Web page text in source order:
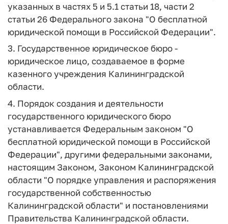
указанных в частях 5 и 5.1 статьи 18, части 2
статьи 26 Федерального закона "О бесплатной
юридической помощи в Российской Федерации".
3. Государственное юридическое бюро -
юридическое лицо, создаваемое в форме
казенного учреждения Калининградской
области.
4. Порядок создания и деятельности
государственного юридического бюро
устанавливается Федеральным законом "О
бесплатной юридической помощи в Российской
Федерации", другими федеральными законами,
настоящим Законом, Законом Калининградской
области "О порядке управления и распоряжения
государственной собственностью
Калининградской области" и постановлениями
Правительства Калининградской области.